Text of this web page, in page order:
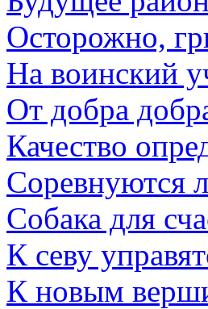
Осторожно,
На воинский
От добра
Качество
Соревнуются
Собака для
К севу
К новым